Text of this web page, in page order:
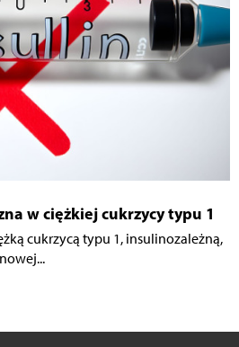
w ciężkiej cukrzycy typu 1
cukrzycą typu 1, insulinozależną,